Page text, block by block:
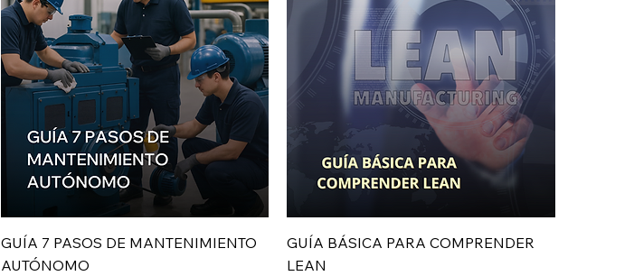
GUÍA 7 PASOS DE MANTENIMIENTO
AUTÓNOMO
GUÍA BÁSICA PARA COMPRENDER
LEAN